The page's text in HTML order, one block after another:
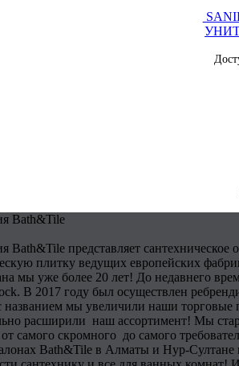
Bath&Tile
Bath&Tile представляет сантехническое
плитку ведущих европейских
мы уже более 20 лет! До недавнего
В 2017 году был осуществлен
названием мы увеличили наши торговые
расширили наш ассортимент! Мы
самого скромного до самого
Bath&Tile в Алматы и Нур-Султане